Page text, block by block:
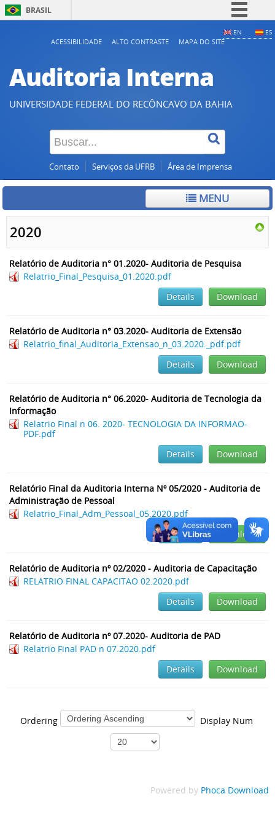
BRASIL
Acesso à informação
Legislação
Canais
EN ES
ACESSIBILIDADE ALTO CONTRASTE MAPA DO SITE
Auditoria Interna
UNIVERSIDADE FEDERAL DO RECÔNCAVO DA BAHIA
Contato Serviços da UFRB Área de Imprensa
MENU
2020
Relatório de Auditoria n° 01.2020- Auditoria de Pesquisa
Relatrio_Final_Pesquisa_01.2020.pdf
Download
Details
Relatório de Auditoria n° 03.2020- Auditoria de Extensão
Relatrio_final_Auditoria_Extensao_n_03.2020._pdf.pdf
Download
Details
Relatório de Auditoria n° 06.2020- Auditoria de Tecnologia da
Informação
Relatrio Final n 06. 2020- TECNOLOGIA DA INFORMAO-
PDF.pdf
Download
Details
Relatório Final da Auditoria Interna Nº 05/2020 - Auditoria de
Administração de Pessoal
Relatrio_Final_Adm_Pessoal_05.2020.pdf
Download
Details
Relatório de Auditoria nº 02/2020 - Auditoria de Capacitação
RELATRIO FINAL CAPACITAO 02.2020.pdf
Download
Details
Relatório de Auditoria nº 07.2020- Auditoria de PAD
Relatrio Final PAD n 07.2020.pdf
Download
Details
Ordering Display Num
Powered by Phoca Download